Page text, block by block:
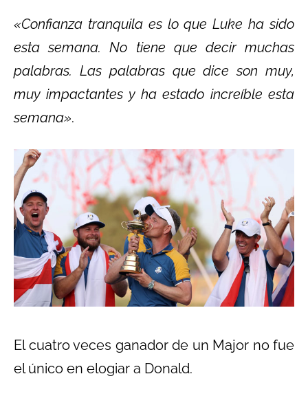
«Confianza tranquila es lo que Luke ha sido
esta semana. No tiene que decir muchas
palabras. Las palabras que dice son muy,
muy impactantes y ha estado increíble esta
semana».
El cuatro veces ganador de un Major no fue
el único en elogiar a Donald.